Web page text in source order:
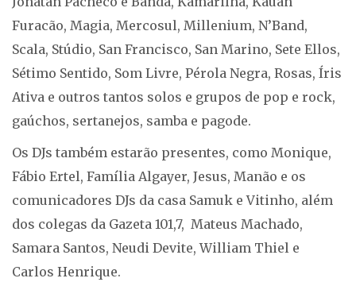
Furacão, Magia, Mercosul, Millenium, N’Band,
Scala, Stúdio, San Francisco, San Marino, Sete Ellos,
Sétimo Sentido, Som Livre, Pérola Negra, Rosas, Íris
Ativa e outros tantos solos e grupos de pop e rock,
gaúchos, sertanejos, samba e pagode.
Os DJs também estarão presentes, como Monique,
Fábio Ertel, Família Algayer, Jesus, Manão e os
comunicadores DJs da casa Samuk e Vitinho, além
dos colegas da Gazeta 101,7, Mateus Machado,
Samara Santos, Neudi Devite, William Thiel e
Carlos Henrique.